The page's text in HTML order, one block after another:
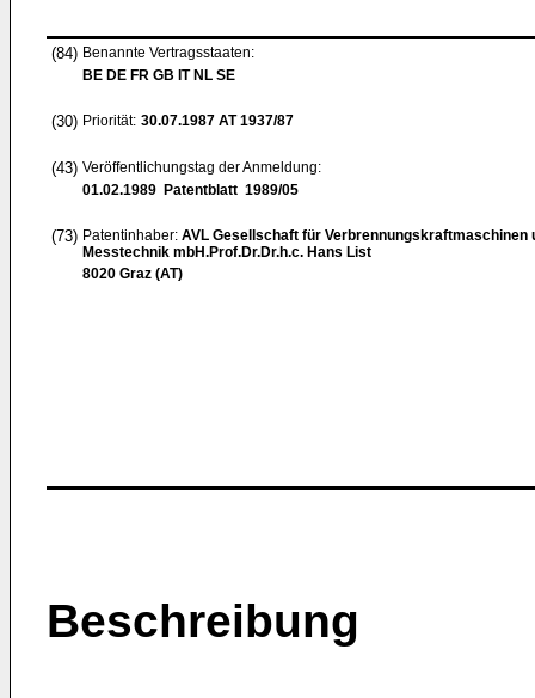
(84) Benannte Vertragsstaaten:
BE DE FR GB IT NL SE
(30) Priorität: 30.07.1987 AT 1937/87
(43) Veröffentlichungstag der Anmeldung:
01.02.1989 Patentblatt 1989/05
(73) Patentinhaber: AVL Gesellschaft für Verbrennungskraftmaschinen
Messtechnik mbH.Prof.Dr.Dr.h.c. Hans List
8020 Graz (AT)
Beschreibung